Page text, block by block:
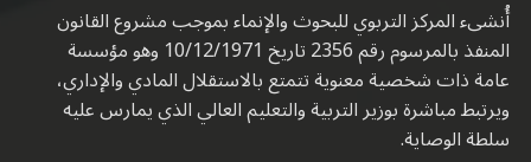
أُنشىء المركز التربوي للبحوث والإنماء بموجب مشروع القانون
المنفذ بالمرسوم رقم 2356 تاريخ 10/12/1971 وهو مؤسسة
عامة ذات شخصية معنوية تتمتع بالاستقلال المادي والإداري،
ويرتبط مباشرة بوزير التربية والتعليم العالي الذي يمارس عليه
سلطة الوصاية.